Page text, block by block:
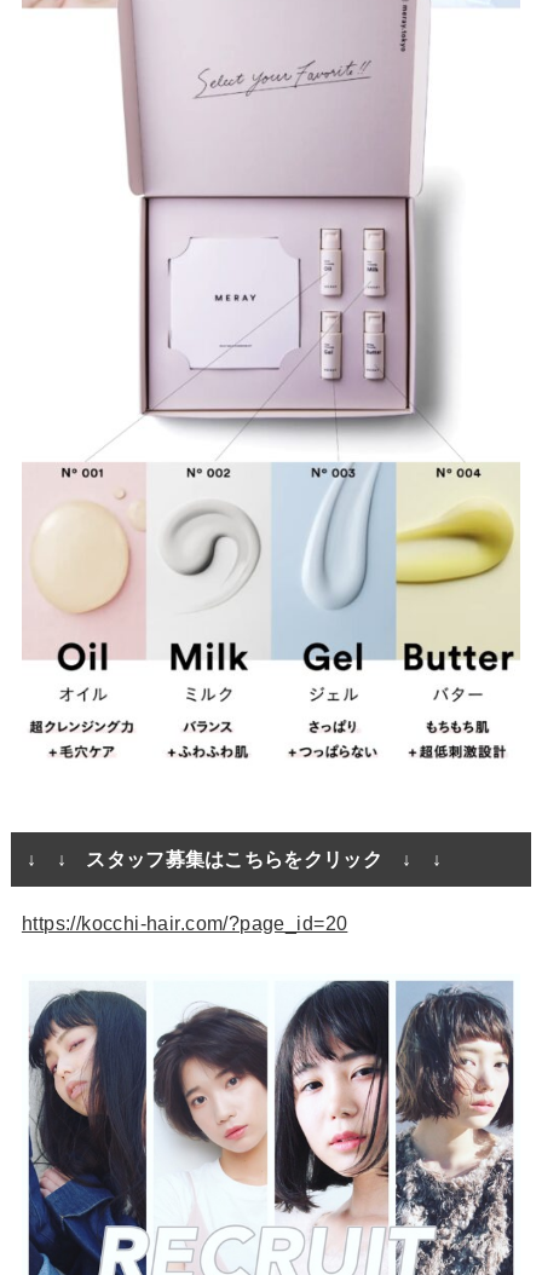
↓ ↓ スタッフ募集はこちらをクリック ↓ ↓
https://kocchi-hair.com/?page_id=20